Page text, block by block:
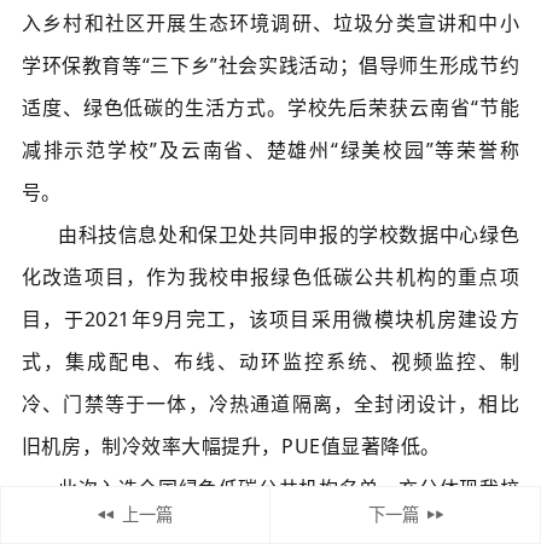
入乡村和社区开展生态环境调研、垃圾分类宣讲和中小
学环保教育等“三下乡”社会实践活动；倡导师生形成节约
适度、绿色低碳的生活方式。学校先后荣获云南省“节能
减排示范学校”及云南省、楚雄州“绿美校园”等荣誉称
号。
由科技信息处和保卫处共同申报的学校数据中心绿色
化改造项目，作为我校申报绿色低碳公共机构的重点项
目，于2021年9月完工，该项目采用微模块机房建设方
式，集成配电、布线、动环监控系统、视频监控、制
冷、门禁等于一体，冷热通道隔离，全封闭设计，相比
旧机房，制冷效率大幅提升，PUE值显著降低。
此次入选全国绿色低碳公共机构名单，充分体现我校
践行习近平生态文明思想过程的阶段性成果，发挥公共
上一篇 下一篇